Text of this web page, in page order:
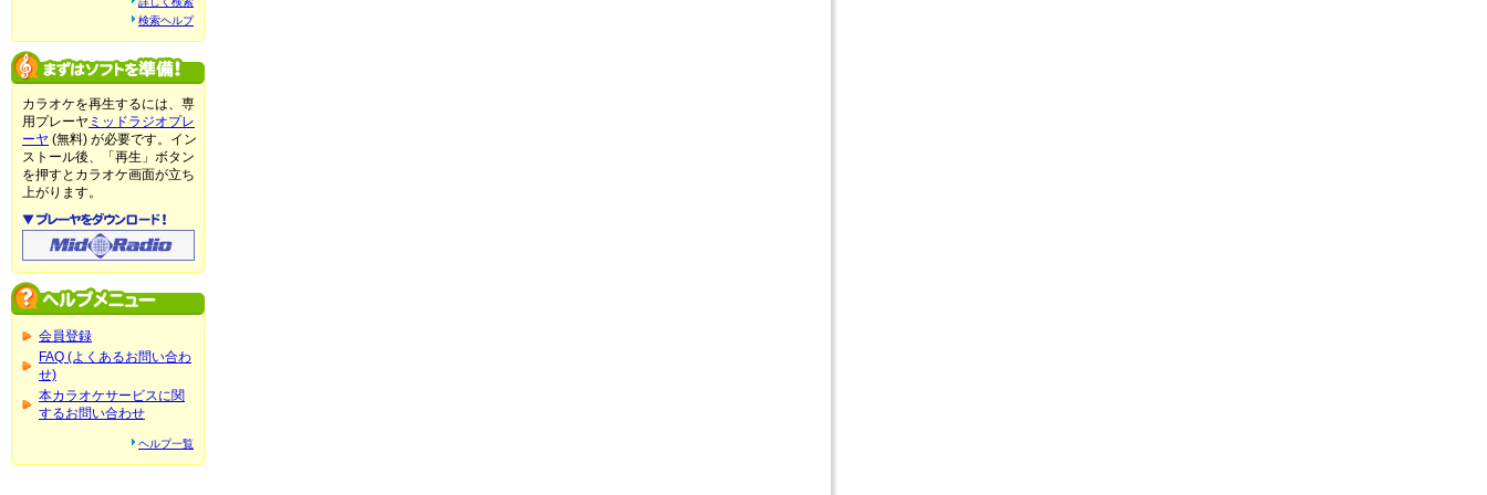
検索ヘルプ
カラオケを再生するには、専
用プレーヤ ミッドラジオプレ
ーヤ (無料) が必要です。イン
ストール後、「再生」ボタン
を押すとカラオケ画面が立ち
上がります。
会員登録
FAQ (よくあるお問い合わ
せ)
本カラオケサービスに関
するお問い合わせ
ヘルプ一覧